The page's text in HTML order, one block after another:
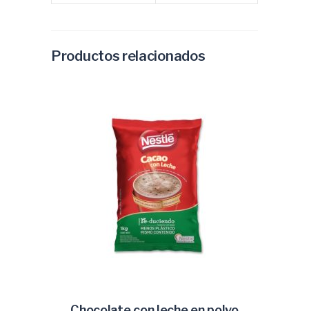
Productos relacionados
AÑADIR AL CARRITO